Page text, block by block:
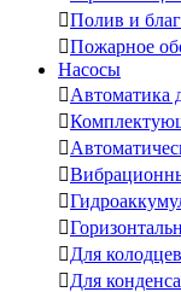
Полив и
Пожарное
Насосы
Автоматика





Для
Для